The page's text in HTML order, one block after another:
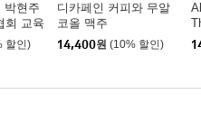
박현주
회 교육
학
할인)
디카페인 커피와 무알
코올 맥주
14,400원 (10% 할인)